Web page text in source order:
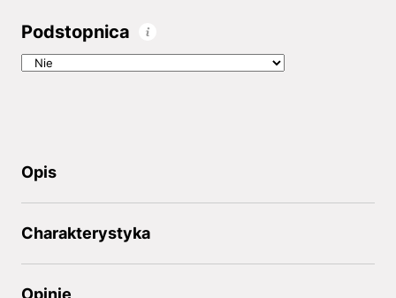
Podstopnica
Opis
Charakterystyka
Opinie